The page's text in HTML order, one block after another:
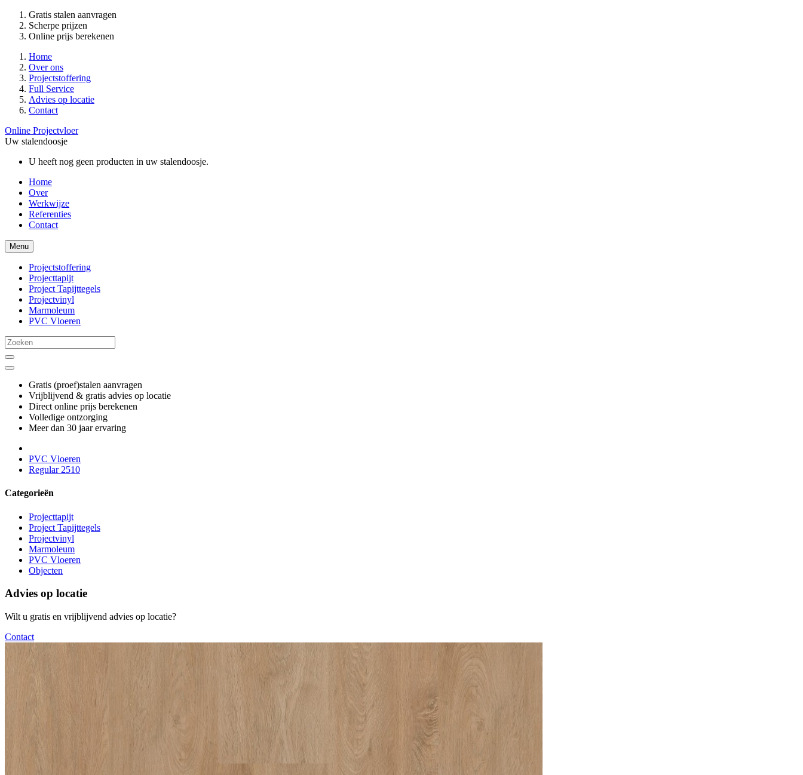
Gratis stalen aanvragen
Scherpe prijzen
Online prijs berekenen
Home
Over ons
Projectstoffering
Full Service
Advies op locatie
Contact
Online Projectvloer
Uw stalendoosje
U heeft nog geen producten in uw stalendoosje.
Home
Over
Werkwijze
Referenties
Contact
Menu
Projectstoffering
Projecttapijt
Project Tapijttegels
Projectvinyl
Marmoleum
PVC Vloeren
Gratis (proef)stalen aanvragen
Vrijblijvend & gratis advies op locatie
Direct online prijs berekenen
Volledige ontzorging
Meer dan 30 jaar ervaring
PVC Vloeren
Regular 2510
Categorieën
Projecttapijt
Project Tapijttegels
Projectvinyl
Marmoleum
PVC Vloeren
Objecten
Advies op locatie
Wilt u gratis en vrijblijvend advies op locatie?
Contact